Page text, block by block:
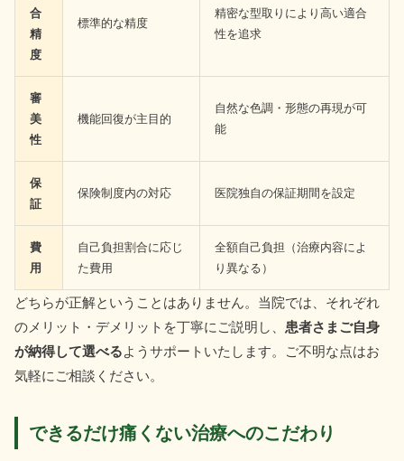
合
精
度
標準的な精度
精密な型取りにより高い適合
性を追求
審
美
性
機能回復が主目的
自然な色調・形態の再現が可
能
保
証
保険制度内の対応 医院独自の保証期間を設定
費
用
自己負担割合に応じ
た費用
全額自己負担（治療内容によ
り異なる）
どちらが正解ということはありません。当院では、それぞれ
のメリット・デメリットを丁寧にご説明し、 患者さまご自身
が納得して選べるようサポートいたします。ご不明な点はお
気軽にご相談ください。
できるだけ痛くない治療へのこだわり